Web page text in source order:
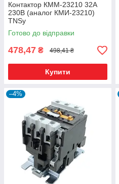
Контактор КММ-23210 32А
230В (аналог КМИ-23210)
TNSy
Готово до відправки
478,47 ₴ 498,41 ₴
Купити
–4%